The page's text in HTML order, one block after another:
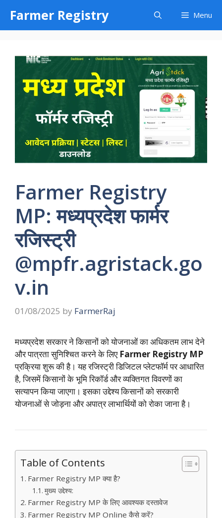
content
Farmer Registry Menu
Farmer Registry
MP: मध्यप्रदेश फार्मर
रजिस्ट्री
@mpfr.agristack.go
v.in
01/08/2025 by FarmerRaj
मध्यप्रदेश सरकार ने किसानों को योजनाओं का अधिकतम लाभ देने
और पात्रता सुनिश्चित करने के लिए Farmer Registry MP
प्रक्रिया शुरू की है। यह रजिस्ट्री डिजिटल प्लेटफॉर्म पर आधारित
है, जिसमें किसानों के भूमि रिकॉर्ड और व्यक्तिगत विवरणों का
सत्यापन किया जाएगा। इसका उद्देश्य किसानों को सरकारी
योजनाओं से जोड़ना और अपात्र लाभार्थियों को रोका जाना है।
Table of Contents
Farmer Registry MP क्या है?
मुख्य उद्देश्य:
Farmer Registry MP के लिए आवश्यक दस्तावेज
Farmer Registry MP Online कैसे करें?